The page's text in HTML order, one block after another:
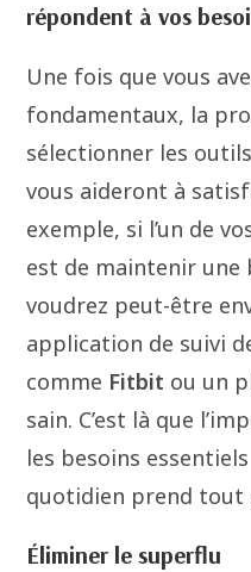
répondent à vos
Une fois que vous
fondamentaux, la
sélectionner les
vous aideront à
exemple, si l’un de
est de maintenir une
voudrez peut-être
application de suivi
comme Fitbit ou un
sain. C’est là que
les besoins
quotidien prend tout
Éliminer le superflu